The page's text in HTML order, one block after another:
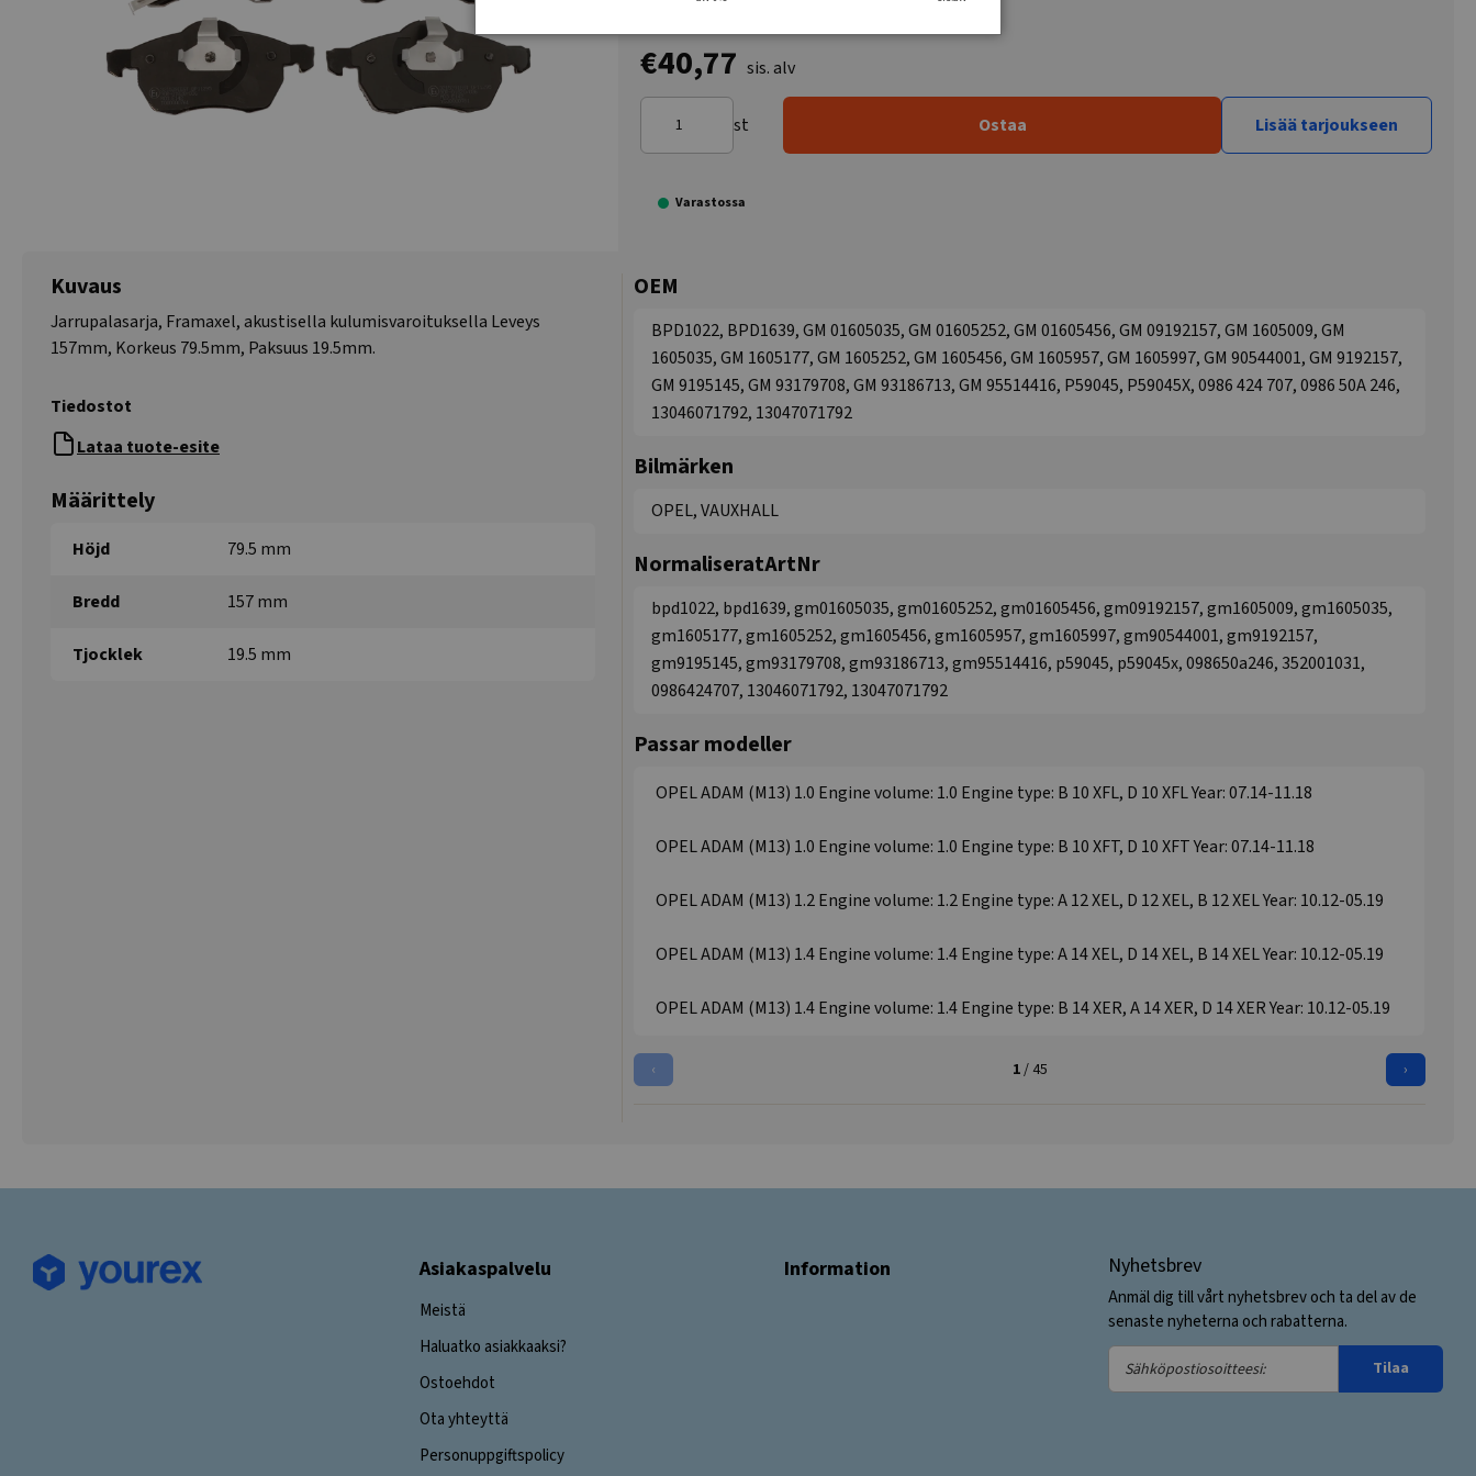
€40,77 sis. alv
st Ostaa Lisää tarjoukseen
Varastossa
Kuvaus
Jarrupalasarja, Framaxel, akustisella kulumisvaroituksella Leveys
157mm, Korkeus 79.5mm, Paksuus 19.5mm.
Tiedostot
Lataa tuote-esite
Määrittely
Höjd 79.5 mm
Bredd 157 mm
Tjocklek 19.5 mm
OEM
BPD1022, BPD1639, GM 01605035, GM 01605252, GM 01605456, GM 09192157, GM 1605009, GM
1605035, GM 1605177, GM 1605252, GM 1605456, GM 1605957, GM 1605997, GM 90544001, GM 9192157,
GM 9195145, GM 93179708, GM 93186713, GM 95514416, P59045, P59045X, 0986 424 707, 0986 50A 246,
13046071792, 13047071792
Bilmärken
OPEL, VAUXHALL
NormaliseratArtNr
bpd1022, bpd1639, gm01605035, gm01605252, gm01605456, gm09192157, gm1605009, gm1605035,
gm1605177, gm1605252, gm1605456, gm1605957, gm1605997, gm90544001, gm9192157,
gm9195145, gm93179708, gm93186713, gm95514416, p59045, p59045x, 098650a246, 352001031,
0986424707, 13046071792, 13047071792
Passar modeller
OPEL ADAM (M13) 1.0 Engine volume: 1.0 Engine type: B 10 XFL, D 10 XFL Year: 07.14-11.18
OPEL ADAM (M13) 1.0 Engine volume: 1.0 Engine type: B 10 XFT, D 10 XFT Year: 07.14-11.18
OPEL ADAM (M13) 1.2 Engine volume: 1.2 Engine type: A 12 XEL, D 12 XEL, B 12 XEL Year: 10.12-05.19
OPEL ADAM (M13) 1.4 Engine volume: 1.4 Engine type: A 14 XEL, D 14 XEL, B 14 XEL Year: 10.12-05.19
OPEL ADAM (M13) 1.4 Engine volume: 1.4 Engine type: B 14 XER, A 14 XER, D 14 XER Year: 10.12-05.19
‹ 1/ 45 ›
Asiakaspalvelu
Meistä
Haluatko asiakkaaksi?
Ostoehdot
Ota yhteyttä
Personuppgiftspolicy
Information Nyhetsbrev
Anmäl dig till vårt nyhetsbrev och ta del av de
senaste nyheterna och rabatterna.
Sähköpostiosoitteesi:
Tilaa